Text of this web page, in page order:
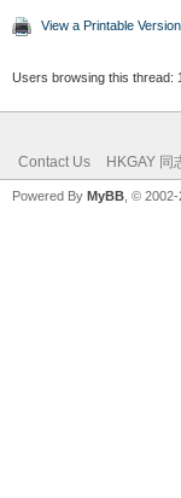
View a Printable Version
Users browsing this thread:
Contact Us HKGAY 同
Powered By MyBB , ©